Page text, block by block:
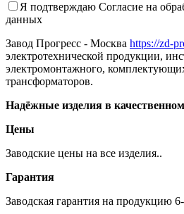
Я подтверждаю Согласие на
данных
Завод Прогресс - Москва https://zd-
электротехнической продукции,
электромонтажного,
трансформаторов.
Надёжные изделия в
Цены
Заводские цены на все изделия..
Гарантия
Заводская гарантия на продукцию